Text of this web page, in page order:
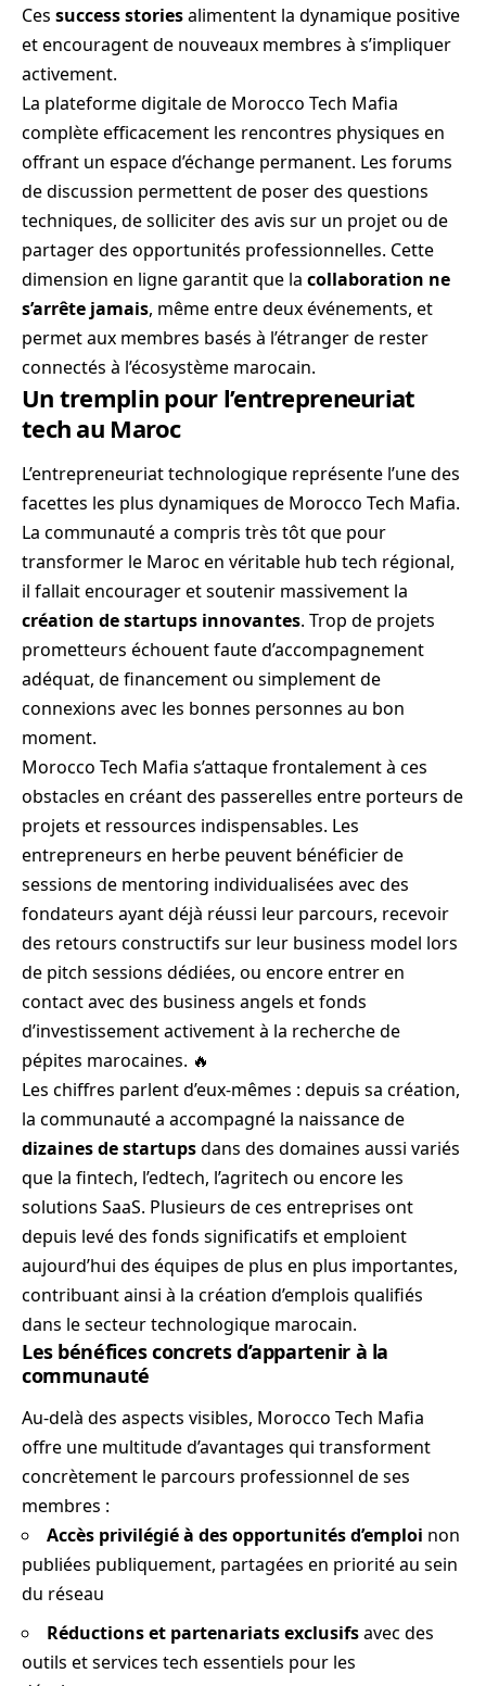
Ces success storiesalimentent la dynamique positive
et encouragent de nouveaux membres à s’impliquer
activement.
La plateforme digitale de Morocco Tech Mafia
complète efficacement les rencontres physiques en
offrant un espace d’échange permanent. Les forums
de discussion permettent de poser des questions
techniques, de solliciter des avis sur un projet ou de
partager des opportunités professionnelles. Cette
dimension en ligne garantit que la collaboration ne
s’arrête jamais, même entre deux événements, et
permet aux membres basés à l’étranger de rester
connectés à l’écosystème marocain.
Un tremplin pour l’entrepreneuriat
tech au Maroc
L’entrepreneuriat technologique représente l’une des
facettes les plus dynamiques de Morocco Tech Mafia.
La communauté a compris très tôt que pour
transformer le Maroc en véritable hub tech régional,
il fallait encourager et soutenir massivement la
création de startups innovantes. Trop de projets
prometteurs échouent faute d’accompagnement
adéquat, de financement ou simplement de
connexions avec les bonnes personnes au bon
moment.
Morocco Tech Mafia s’attaque frontalement à ces
obstacles en créant des passerelles entre porteurs de
projets et ressources indispensables. Les
entrepreneurs en herbe peuvent bénéficier de
sessions de mentoring individualisées avec des
fondateurs ayant déjà réussi leur parcours, recevoir
des retours constructifs sur leur business model lors
de pitch sessions dédiées, ou encore entrer en
contact avec des business angels et fonds
d’investissement activement à la recherche de
pépites marocaines. 🔥
Les chiffres parlent d’eux-mêmes : depuis sa création,
la communauté a accompagné la naissance de
dizaines de startupsdans des domaines aussi variés
que la fintech, l’edtech, l’agritech ou encore les
solutions SaaS. Plusieurs de ces entreprises ont
depuis levé des fonds significatifs et emploient
aujourd’hui des équipes de plus en plus importantes,
contribuant ainsi à la création d’emplois qualifiés
dans le secteur technologique marocain.
Les bénéfices concrets d’appartenir à la
communauté
Au-delà des aspects visibles, Morocco Tech Mafia
offre une multitude d’avantages qui transforment
concrètement le parcours professionnel de ses
membres :
Accès privilégié à des opportunités d’emploi non
publiées publiquement, partagées en priorité au sein
du réseau
Réductions et partenariats exclusifsavec des
outils et services tech essentiels pour les